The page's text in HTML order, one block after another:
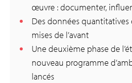
œuvre : documenter,
Des données
mises de l’avant
Une deuxième phase de
nouveau programme
lancés